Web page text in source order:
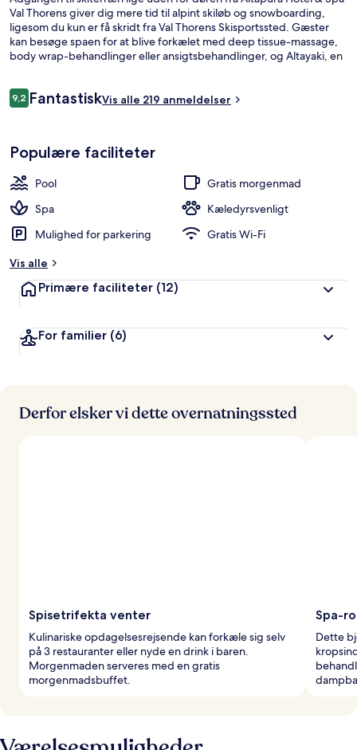
Val Thorens giver dig mere tid til alpint skiløb og snowboarding,
ligesom du kun er få skridt fra Val Thorens Skisportssted. Gæster
kan besøge spaen for at blive forkælet med deep tissue-massage,
body wrap-behandlinger eller ansigtsbehandlinger, og Altayaki, en
hotel med luksusfaciliteter. Der tilbydes også skipas, skiopbevaring
Anmeldelser
9,29,2 ud af 10.
FantastiskVis alle 219 anmeldelser
Populære faciliteter
Pool
Gratis morgenmad
Spa
Kæledyrsvenligt
Mulighed for parkering
Gratis Wi-Fi
Vis alle
Primære faciliteter (12)
For familier (6)
Derfor elsker vi dette overnatningssted
Spisetrifekta venter
Kulinariske opdagelsesrejsende kan forkæle sig selv
på 3 restauranter eller nyde en drink i baren.
Morgenmaden serveres med en gratis
morgenmadsbuffet.
Spa-ro
Dette